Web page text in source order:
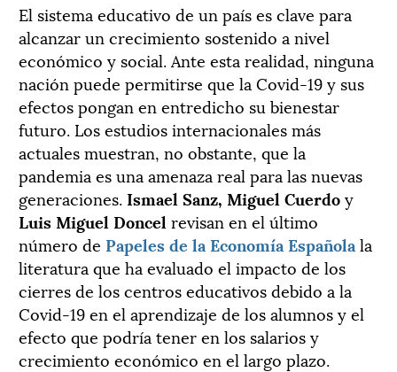
El sistema educativo de un país es clave para
alcanzar un crecimiento sosteni­do a nivel
económico y social. Ante esta realidad, ninguna
nación puede permitirse que la Covid-19 y sus
efectos pongan en entredicho su bienestar
futuro. Los estudios internacionales más
actuales muestran, no obstante, que la
pandemia es una amenaza real para las nuevas
generaciones.Ismael Sanz, Miguel Cuerdoy
Luis Miguel Doncel revisan en el último
número de Papeles de la Economía Española la
literatura que ha evaluado el impacto de los
cierres de los centros educativos debido a la
Covid-19 en el aprendizaje de los alumnos y el
efecto que podría tener en los salarios y
crecimiento económico en el largo plazo.